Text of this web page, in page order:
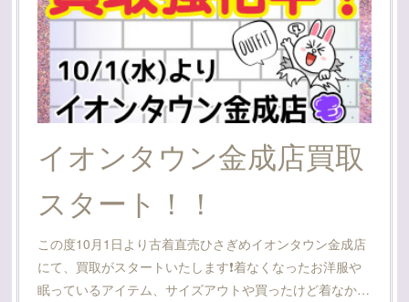
イオンタウン金成店買取
スタート！！
この度10月1日より古着直売ひさぎめイオンタウン金成店
にて、買取がスタートいたします❗着なくなったお洋服や
眠っているアイテム、サイズアウトや買ったけど着なか…